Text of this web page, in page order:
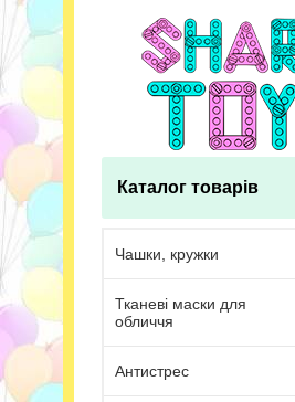
Каталог товарів
Чашки, кружки
Тканеві маски для
обличчя
Антистрес